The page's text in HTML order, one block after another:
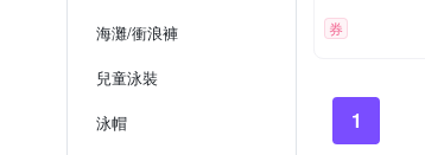
海灘/衝浪褲
兒童泳裝
泳帽
券
1